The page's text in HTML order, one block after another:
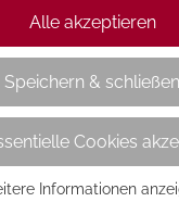
mit der
15,00 CHF(inkl. 2,5 %
können Sie Ihr
wieder ändern. Die
Alle akzeptieren
Speichern & schließen
Cookies
Informationen